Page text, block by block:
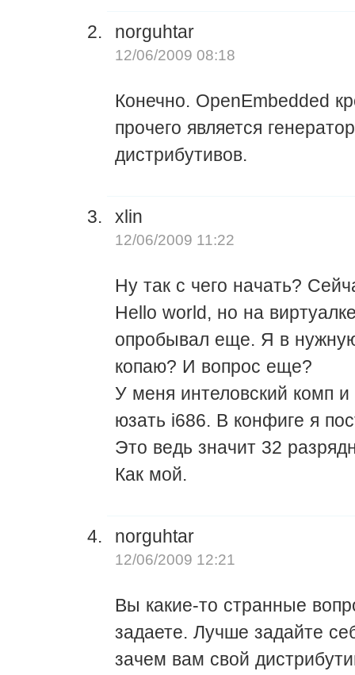
norguhtar
12/06/2009 08:18
Конечно. OpenEmbedded
прочего является
дистрибутивов.
xlin
12/06/2009 11:22
Ну так с чего начать?
Hello world, но на
опробывал еще. Я в
копаю? И вопрос еще?
У меня интеловский комп и
юзать i686. В конфиге я
Это ведь значит 32
Как мой.
norguhtar
12/06/2009 12:21
Вы какие-то странные
задаете. Лучше задайте
зачем вам свой